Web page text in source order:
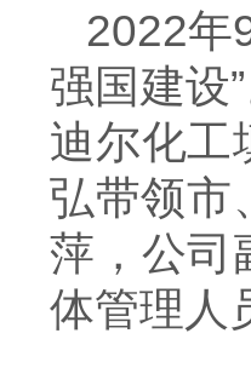
2022年
强国建设
迪尔化工
弘带领市
萍，公司
体管理人